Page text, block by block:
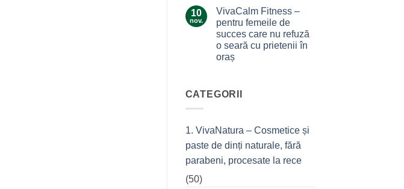
tree?
Ingredientul
de
top
10
nov.
VivaCalm Fitness –
pentru femeile de
succes care nu refuză
o seară cu prietenii în
oraș
VivaCalm
Fitness
de
care
refuză
CATEGORII
1. VivaNatura – Cosmetice și
paste de dinți naturale, fără
parabeni, procesate la rece
(50)